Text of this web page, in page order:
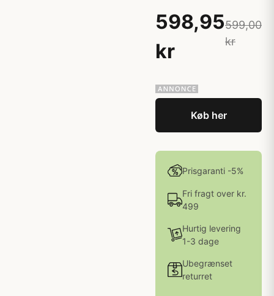
598,95
kr
599,00
kr
Køb her
Prisgaranti -5%
Fri fragt over kr.
499
Hurtig levering
1-3 dage
Ubegrænset
returret